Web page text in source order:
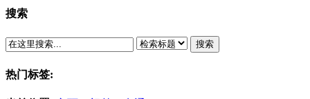
搜索
搜索
热门标签: